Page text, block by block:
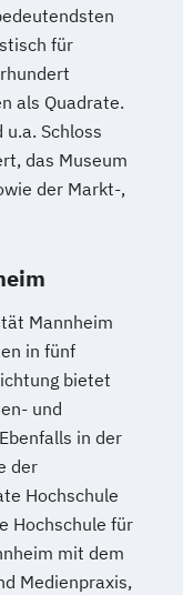
für
als Quadrate.
Schloss
das Museum
der Markt-,
Mannheim
in fünf
bietet
und
in der
der
Hochschule
Hochschule für
mit dem
Medienpraxis,